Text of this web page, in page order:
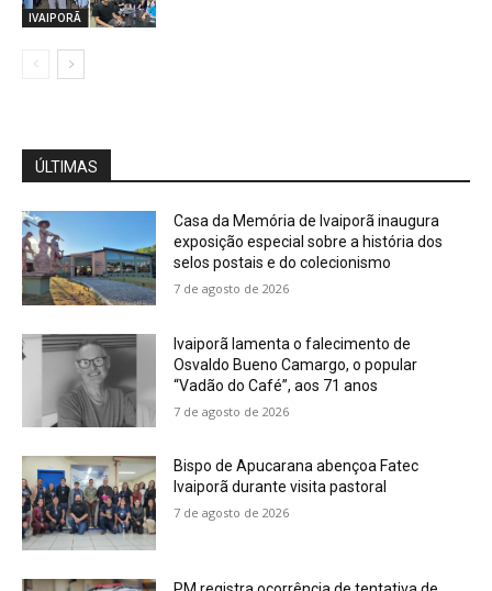
IVAIPORÃ
ÚLTIMAS
Casa da Memória de Ivaiporã inaugura
exposição especial sobre a história dos
selos postais e do colecionismo
7 de agosto de 2026
Ivaiporã lamenta o falecimento de
Osvaldo Bueno Camargo, o popular
“Vadão do Café”, aos 71 anos
7 de agosto de 2026
Bispo de Apucarana abençoa Fatec
Ivaiporã durante visita pastoral
7 de agosto de 2026